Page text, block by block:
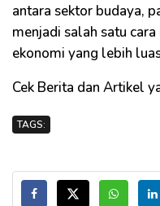
antara sektor budaya,
menjadi salah satu
ekonomi yang lebih
Cek Berita dan Artikel
TAGS: